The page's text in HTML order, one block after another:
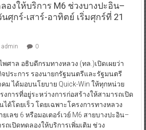
องให้บริการ M6 ช่วงบางปะอิน–
ศุกร์-เสาร์-อาทิตย์ เริ่มศุกร์ที่ 21
admin 0
ศาล อธิบดีกรมทางหลวง (ทล.)เปิดเผยว่า
ระการ รองนายกรัฐมนตรีและรัฐมนตรี
ม ได้มอบนโยบาย Quick-Win ให้ทุกหน่วย
งการที่อยู่ระหว่างการก่อสร้างให้สามารถเปิด
ด้โดยเร็ว โดยเฉพาะโครงการทางหลวง
ยเลข 6 หรือมอเตอร์เวย์ M6 สายบางปะอิน–
ถเปิดทดลองให้บริการเพิ่มเติม ช่วง